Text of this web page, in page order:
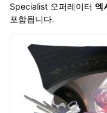
Specialist 오퍼레이터 엑
포함됩니다.